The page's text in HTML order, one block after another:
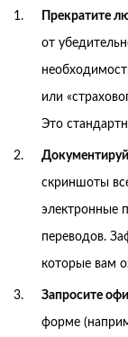
Прекратите
от
или
Это
скриншоты
электронные
переводов.
которые вам
Запросите
форме